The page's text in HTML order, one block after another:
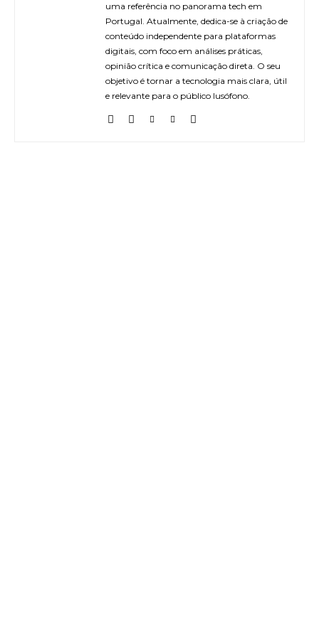
uma referência no panorama tech em
Portugal. Atualmente, dedica-se à criação de
conteúdo independente para plataformas
digitais, com foco em análises práticas,
opinião crítica e comunicação direta. O seu
objetivo é tornar a tecnologia mais clara, útil
e relevante para o público lusófono.